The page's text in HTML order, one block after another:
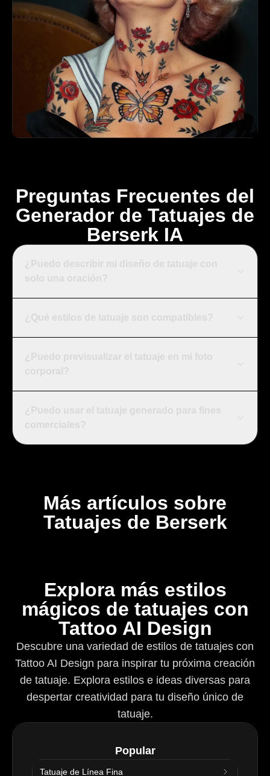
Preguntas Frecuentes del
Generador de Tatuajes de
Berserk IA
Más artículos sobre
Tatuajes de Berserk
Explora más estilos
mágicos de tatuajes con
Tattoo AI Design
Descubre una variedad de estilos de tatuajes con
Tattoo AI Design para inspirar tu próxima creación
de tatuaje. Explora estilos e ideas diversas para
despertar creatividad para tu diseño único de
tatuaje.
Popular
Tatuaje de Línea Fina